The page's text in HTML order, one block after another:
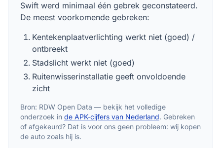
Swift werd minimaal één gebrek geconstateerd.
De meest voorkomende gebreken:
Kentekenplaatverlichting werkt niet (goed) /
ontbreekt
Stadslicht werkt niet (goed)
Ruitenwisserinstallatie geeft onvoldoende
zicht
Bron: RDW Open Data — bekijk het volledige
onderzoek in de APK-cijfers van Nederland. Gebreken
of afgekeurd? Dat is voor ons geen probleem: wij kopen
de auto zoals hij is.